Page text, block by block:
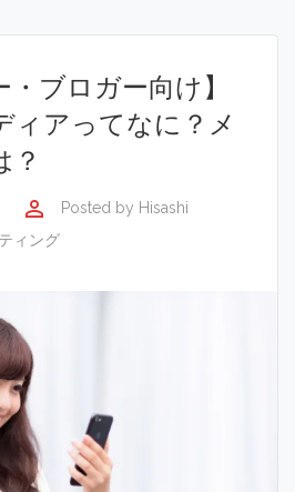
・ブロガー向け】
ィアってなに？メ
？
perm_identity Posted by Hisashi
ィング